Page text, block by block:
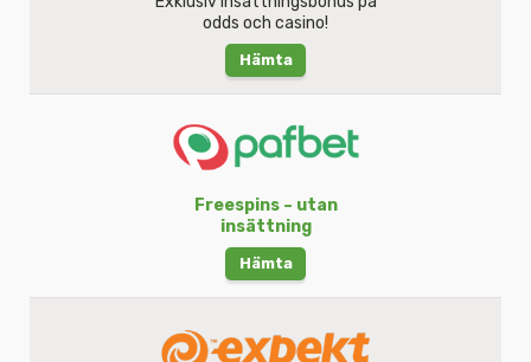
odds och casino!
Hämta
Freespins – utan
insättning
Hämta